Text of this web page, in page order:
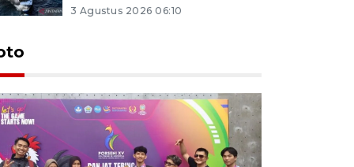
3 Agustus 2026 06:10